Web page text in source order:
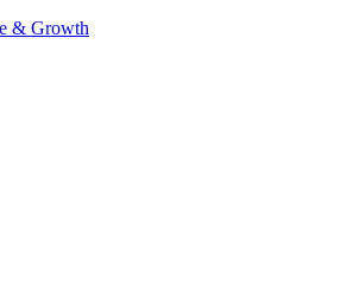
& Growth